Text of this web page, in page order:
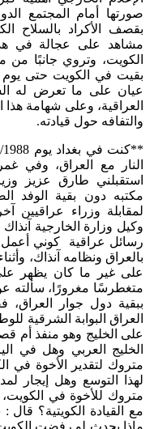
صورتها أمام المجتمع
بقصف الأكراد بالسلاح
مشاهد على عجالة في
الكويت، وتروي جانبًا
عيان على ما تعرض له
العراقية، وعلى شهامة
والتفافه حول قيادته.
النار مع العراق، وفي
استقبلني طارق عزيز
مكتبه دون بقية الوفد
لمقابلة وزراء عراقيين
وكيل وزارة الخارجية
رسائل عراقية كوني أعمل
بالعراق ونظامه آنذاك،
على غير ما كان يظهر
متغطرسًا مغرورًا، سألته
ببقية دول جوار
العراق البوابة الشرقية
على الخليج وهو منفذ أم
الخليج العربي وهل في
متروك لتقدير الأخوة في
لهذا التوسع وهل إيجار
متروك للأخوة في
مع القيادة الكويتية؟